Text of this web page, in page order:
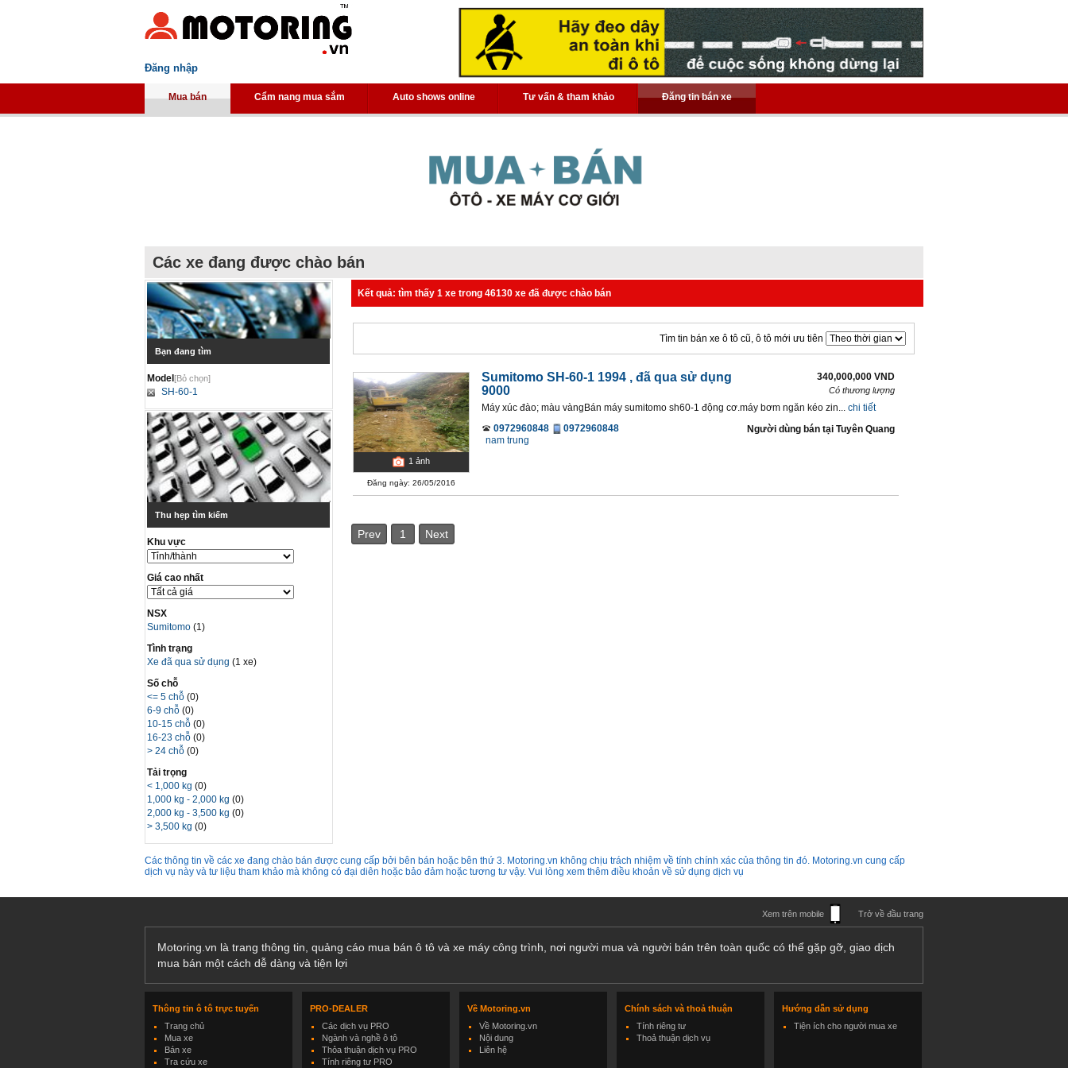
Đăng nhập
Mua bán Cẩm nang mua sắm Auto shows online Tư vấn & tham khảo Đăng tin bán xe
Các xe đang được chào bán
Bạn đang tìm
Model[Bỏ chọn]
SH-60-1
Thu hẹp tìm kiếm
Khu vực
Giá cao nhất
NSX
Sumitomo(1)
Tình trạng
Xe đã qua sử dụng (1 xe)
Số chỗ
<= 5 chỗ(0)
6-9 chỗ(0)
10-15 chỗ(0)
16-23 chỗ(0)
> 24 chỗ(0)
Tải trọng
< 1,000 kg(0)
1,000 kg - 2,000 kg(0)
2,000 kg - 3,500 kg(0)
> 3,500 kg(0)
Kết quả: tìm thấy 1 xe trong 46130 xe đã được chào bán
Tìm tin bán xe ô tô cũ, ô tô mới ưu tiên
1 ảnh
Đăng ngày: 26/05/2016
Sumitomo SH-60-1 1994 , đã qua sử dụng
9000
340,000,000 VND
Có thương lượng
Máy xúc đào; màu vàngBán máy sumitomo sh60-1 động cơ.máy bơm ngăn kéo zin... chi tiết
0972960848
0972960848
nam trung
Người dùng bán tại Tuyên Quang
Prev 1 Next
Các thông tin về các xe đang chào bán được cung cấp bởi bên bán hoặc bên thứ 3. Motoring.vn không chịu trách nhiệm về tính chính xác của thông tin đó. Motoring.vn cung cấp
dịch vụ này và tư liệu tham khảo mà không có đại diên hoặc bảo đảm hoặc tương tư vậy. Vui lòng xem thêm điều khoản về sử dụng dịch vụ
Xem trên mobile Trở về đầu trang
Motoring.vn là trang thông tin, quảng cáo mua bán ô tô và xe máy công trình, nơi người mua và người bán trên toàn quốc có thể gặp gỡ, giao dịch
mua bán một cách dễ dàng và tiện lợi
Thông tin ô tô trực tuyến
Trang chủ
Mua xe
Bán xe
Tra cứu xe
PRO-DEALER
Các dịch vụ PRO
Ngành và nghề ô tô
Thỏa thuận dịch vụ PRO
Tính riêng tư PRO
Về Motoring.vn
Về Motoring.vn
Nội dung
Liên hệ
Chính sách và thoả thuận
Tính riêng tư
Thoả thuận dịch vụ
Hướng dẫn sử dụng
Tiện ích cho người mua xe